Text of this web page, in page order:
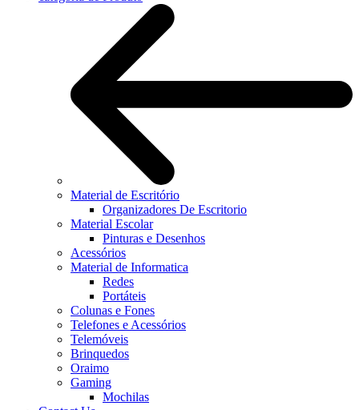
Material de Escritório
Organizadores De Escritorio
Material Escolar
Pinturas e Desenhos
Acessórios
Material de Informatica
Redes
Portáteis
Colunas e Fones
Telefones e Acessórios
Telemóveis
Brinquedos
Oraimo
Gaming
Mochilas